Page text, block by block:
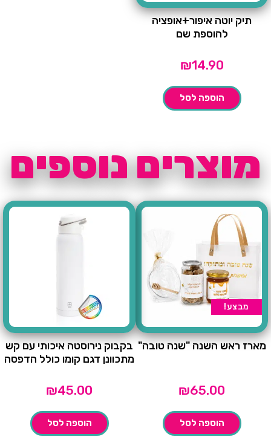
תיק יוטה איפור+אופציה
להוספת שם
₪14.90
הוספה לסל
מוצרים נוספים
מבצע!
מארז ראש השנה "שנה טובה"
₪65.00
הוספה לסל
בקבוק נירוסטה איכותי עם קש
מתכוונן דגם קומו כולל הדפסה
₪45.00
הוספה לסל